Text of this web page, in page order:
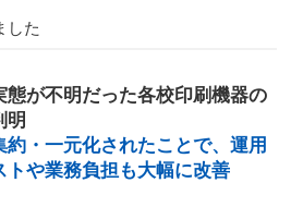
した
態が不明だった各校印刷機器の
明
・一元化されたことで、運用
トや業務負担も大幅に改善